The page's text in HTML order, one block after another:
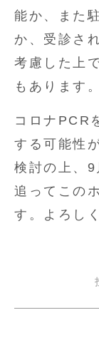
能か、また
か、受診さ
考慮した上
もあります。
コロナPCR
する可能性
検討の上、
追ってこの
す。よろし